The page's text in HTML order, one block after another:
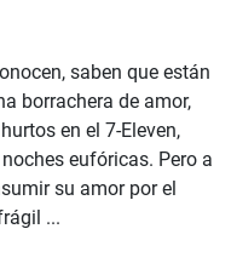
saben que están
borrachera de amor,
en el 7-Eleven,
eufóricas. Pero a
su amor por el
...